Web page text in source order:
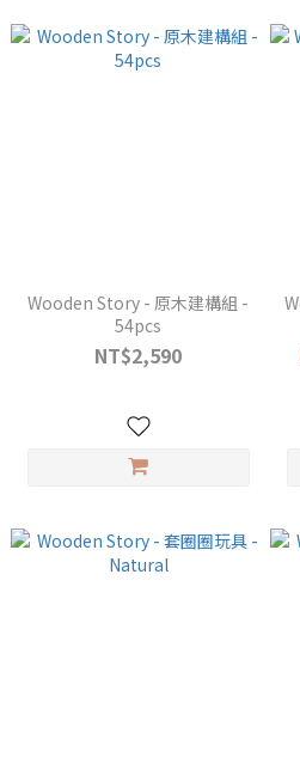
Wooden Story - 原木建構組 -
54pcs
NT$2,590